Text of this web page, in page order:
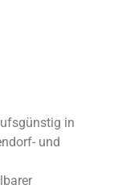
in
und